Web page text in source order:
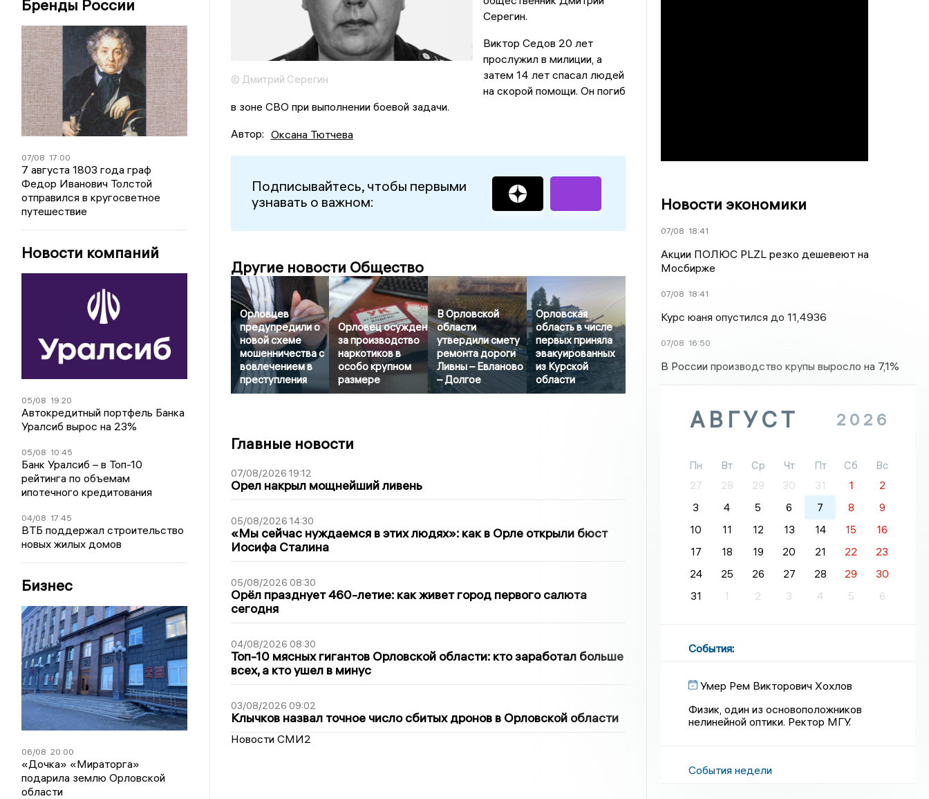
Бренды России
07/08 17:00
7 августа 1803 года граф
Федор Иванович Толстой
отправился в кругосветное
путешествие
Новости компаний
05/08 19:20
Автокредитный портфель Банка
Уралсиб вырос на 23%
05/08 10:45
Банк Уралсиб – в Топ-10
рейтинга по объемам
ипотечного кредитования
04/08 17:45
ВТБ поддержал строительство
новых жилых домов
Бизнес
06/08 20:00
«Дочка» «Мираторга»
подарила землю Орловской
области
© Дмитрий Серегин
Серегин.
Виктор Седов 20 лет
прослужил в милиции, а
затем 14 лет спасал людей
на скорой помощи. Он погиб
в зоне СВО при выполнении боевой задачи.
Автор: Оксана Тютчева
Подписывайтесь, чтобы первыми
узнавать о важном:
Другие новости Общество
Орловцев
предупредили о
новой схеме
мошенничества с
вовлечением в
преступления
Орловец осужден
за производство
наркотиков в
особо крупном
размере
В Орловской
области
утвердили смету
ремонта дороги
Ливны – Евланово
– Долгое
Орловская
область в числе
первых приняла
эвакуированных
из Курской
области
Главные новости
07/08/2026 19:12
Орел накрыл мощнейший ливень
05/08/2026 14:30
«Мы сейчас нуждаемся в этих людях»: как в Орле открыли бюст
Иосифа Сталина
05/08/2026 08:30
Орёл празднует 460-летие: как живет город первого салюта
сегодня
04/08/2026 08:30
Топ-10 мясных гигантов Орловской области: кто заработал больше
всех, а кто ушел в минус
03/08/2026 09:02
Клычков назвал точное число сбитых дронов в Орловской области
Новости СМИ2
Новости экономики
07/08 18:41
Акции ПОЛЮС PLZL резко дешевеют на
Мосбирже
07/08 18:41
Курс юаня опустился до 11,4936
07/08 16:50
В России производство крупы выросло на 7,1%
АВГУСТ 2026
Пн Вт Ср Чт Пт Сб
Вс
27
28 29 30 31 1
2
3
4 5 6 7 8
9
10
11 12 13 14 15
16
17
18 19 20 21 22
23
24
25 26 27 28 29
30
31
1 2 3 4 5 6
События:
Умер Рем Викторович Хохлов
Физик, один из основоположников
нелинейной оптики. Ректор МГУ.
События недели